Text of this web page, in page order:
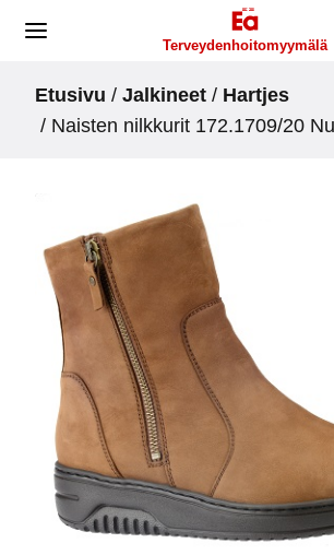
Skip
Terveydenhoitomyymälä
Etusivu / Jalkineet / Hartjes
/ Naisten nilkkurit 172.1709/20